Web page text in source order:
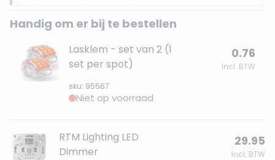
Handig om er bij te bestellen
Lasklem - set van 2 (1
set per spot)
sku: 95567
0.76
Incl. BTW
Niet op voorraad
RTM Lighting LED
Dimmer
29.95
Incl. BTW